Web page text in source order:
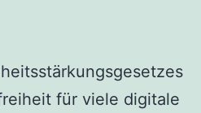
für viele digitale